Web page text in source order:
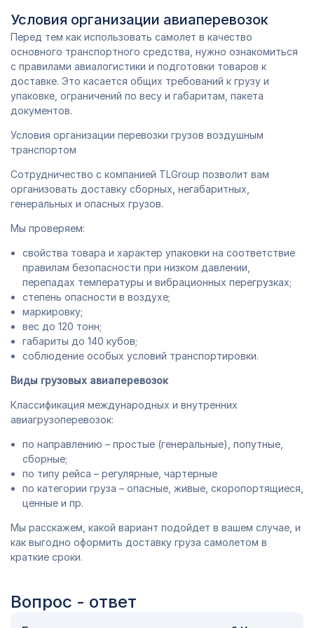
Условия организации авиаперевозок
Перед тем как использовать самолет в качество
основного транспортного средства, нужно ознакомиться
с правилами авиалогистики и подготовки товаров к
доставке. Это касается общих требований к грузу и
упаковке, ограничений по весу и габаритам, пакета
документов.
Условия организации перевозки грузов воздушным
транспортом
Сотрудничество с компанией TLGroup позволит вам
организовать доставку сборных, негабаритных,
генеральных и опасных грузов.
Мы проверяем:
свойства товара и характер упаковки на соответствие
правилам безопасности при низком давлении,
перепадах температуры и вибрационных перегрузках;
степень опасности в воздухе;
маркировку;
вес до 120 тонн;
габариты до 140 кубов;
соблюдение особых условий транспортировки.
Виды грузовых авиаперевозок
Классификация международных и внутренних
авиагрузоперевозок:
по направлению – простые (генеральные), попутные,
сборные;
по типу рейса – регулярные, чартерные
по категории груза – опасные, живые, скоропортящиеся,
ценные и пр.
Мы расскажем, какой вариант подойдет в вашем случае, и
как выгодно оформить доставку груза самолетом в
краткие сроки.
Вопрос - ответ